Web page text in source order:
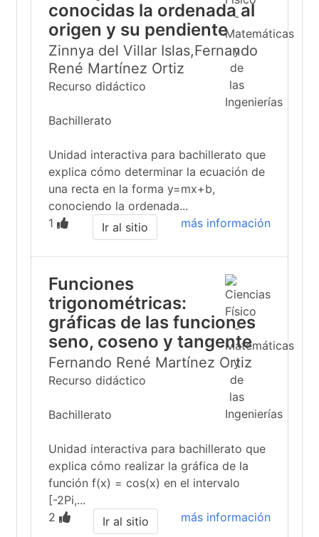
conocidas la ordenada al
origen y su pendiente
Zinnya del Villar Islas,Fernando
René Martínez Ortiz
Recurso didáctico
Bachillerato
Unidad interactiva para bachillerato que
explica cómo determinar la ecuación de
una recta en la forma y=mx+b,
conociendo la ordenada...
1
más información
Ir al sitio
Funciones
trigonométricas:
gráficas de las funciones
seno, coseno y tangente
Fernando René Martínez Ortiz
Recurso didáctico
Bachillerato
Unidad interactiva para bachillerato que
explica cómo realizar la gráfica de la
función f(x) = cos(x) en el intervalo
[-2Pi,...
2
más información
Ir al sitio